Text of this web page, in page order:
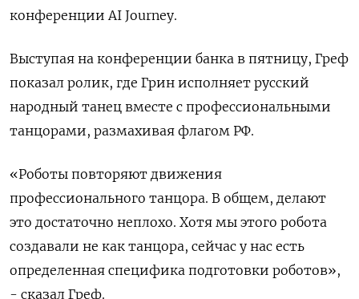
конференции AI Journey.
Выступая на ​конференции банка в пятницу, ​Греф
показал ⁠ролик, где Грин исполняет русский
народный танец вместе с профессиональными
танцорами, размахивая флагом ‌РФ.
«Роботы повторяют движения
профессионального танцора. В общем, делают
‌это достаточно неплохо. Хотя мы этого робота
создавали не как танцора, сейчас у нас есть
определенная специфика ​подготовки роботов»,
- сказал Греф.